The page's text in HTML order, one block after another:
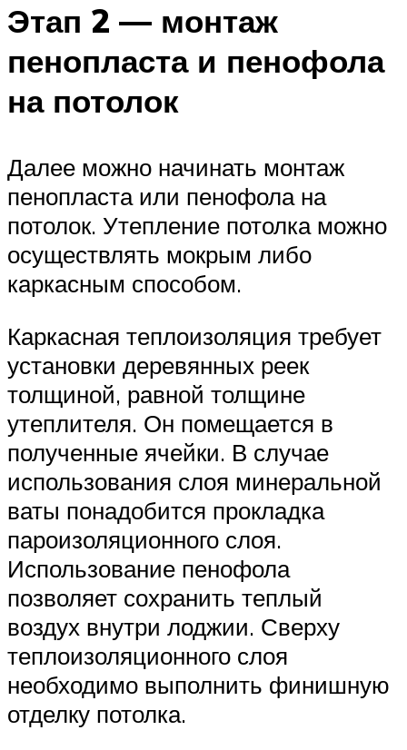
Этап 2 — монтаж
пенопласта и пенофола
на потолок
Далее можно начинать монтаж
пенопласта или пенофола на
потолок. Утепление потолка можно
осуществлять мокрым либо
каркасным способом.
Каркасная теплоизоляция требует
установки деревянных реек
толщиной, равной толщине
утеплителя. Он помещается в
полученные ячейки. В случае
использования слоя минеральной
ваты понадобится прокладка
пароизоляционного слоя.
Использование пенофола
позволяет сохранить теплый
воздух внутри лоджии. Сверху
теплоизоляционного слоя
необходимо выполнить финишную
отделку потолка.